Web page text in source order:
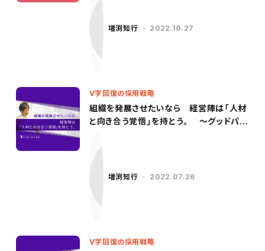
増渕知行 2022.10.27
V字回復の採用戦略
組織を発展させたいなら 経営陣は「人材
と向き合う覚悟」を持とう。 〜グッドパッ
増渕知行 2022.07.26
V字回復の採用戦略